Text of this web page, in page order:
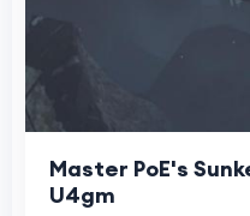
Master PoE's
U4gm